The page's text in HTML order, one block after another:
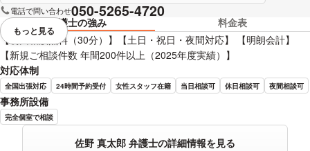
電話で問い合わせ050-5265-4720
弁護士の強み
料金表
【初回相談無料（30分）】【土日・祝日・夜間対応】 【明朗会計】
【新規ご相談件数 年間200件以上（2025年度実績）】
対応体制
全国出張対応 24時間予約受付 女性スタッフ在籍 当日相談可 休日相談可 夜間相談可
事務所設備
完全個室で相談
佐野 真太郎 弁護士の詳細情報を見る
視覚的に省略されている要素を
もっと見る